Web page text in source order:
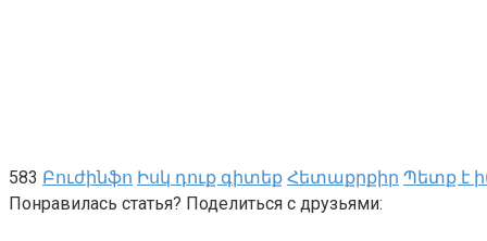
583 Բուժինֆո Իսկ դուք գիտեք Հետաքրքիր Պետք է
Понравилась статья? Поделиться с друзьями: